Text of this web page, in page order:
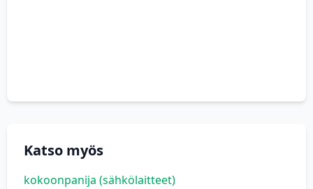
Katso myös
kokoonpanija (sähkölaitteet)